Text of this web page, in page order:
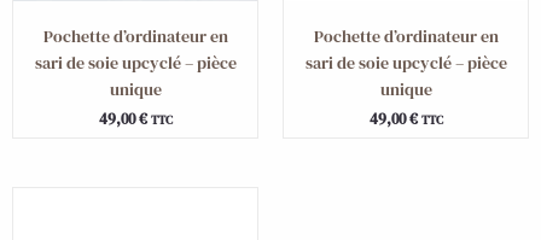
Pochette d’ordinateur en
sari de soie upcyclé – pièce
unique
49,00€ TTC
Pochette d’ordinateur en
sari de soie upcyclé – pièce
unique
49,00€ TTC